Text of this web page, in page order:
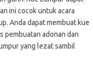
ini cocok untuk acara
Anda dapat membuat kue
pembuatan adonan dan
yang lezat sambil